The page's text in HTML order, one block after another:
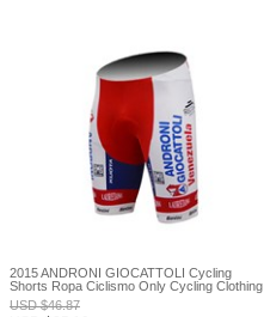
2015 ANDRONI GIOCATTOLI Cycling
Shorts Ropa Ciclismo Only Cycling Clothing
cycle jerseys Ciclismo bicicletas maillot
ciclismo XXS
USD$46.87